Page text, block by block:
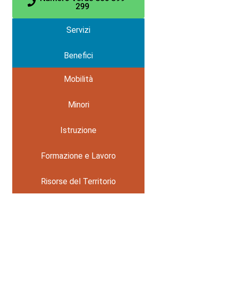
299
Servizi
Benefici
Mobilità
Minori
Istruzione
Formazione e Lavoro
Risorse del Territorio